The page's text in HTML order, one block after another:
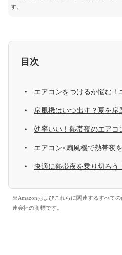
す。
目次
エアコンをつけるか悩む！
扇風機はいつ出す？夏を扇
効率いい！熱帯夜のエアコ
エアコン×扇風機で熱帯夜
快適に熱帯夜を乗り切ろう
※Amazonおよびこれらに関連するすべて
連会社の商標です。